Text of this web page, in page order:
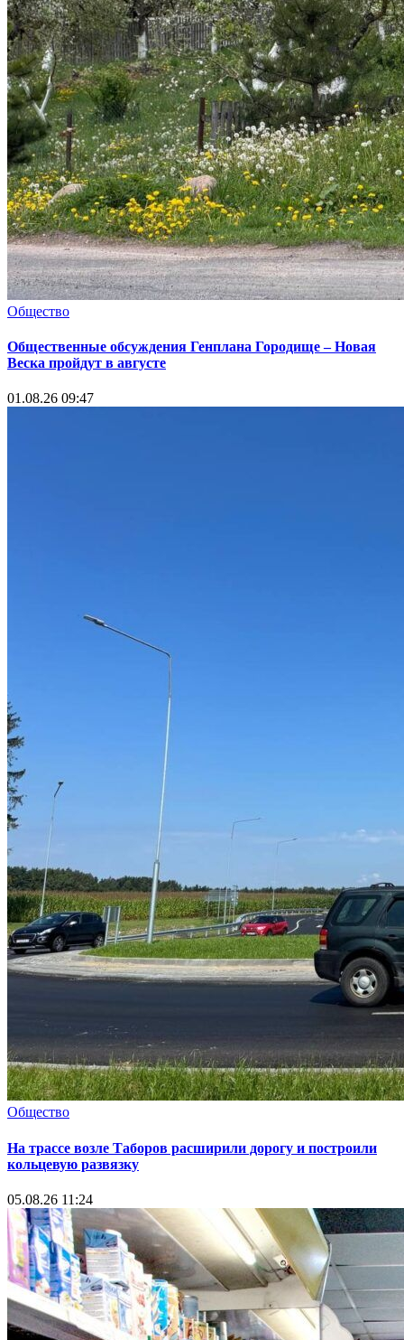
Общество
Общественные обсуждения Генплана Городище – Новая
Веска пройдут в августе
01.08.26 09:47
Общество
На трассе возле Таборов расширили дорогу и построили
кольцевую развязку
05.08.26 11:24